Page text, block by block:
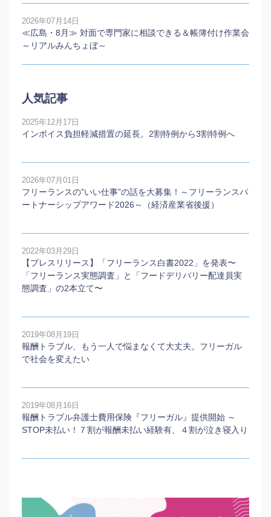
2026年07月14日
≪広島・8月≫ 対面で専門家に相談できる＆帳簿付け作業会
～リアルみんちょぼ～
人気記事
2025年12月17日
インボイス負担軽減措置の延長。2割特例から3割特例へ
2026年07月01日
フリーランスの”いい仕事”の話を大募集！～フリーランスパ
ートナーシップアワード2026～（経済産業省後援）
2022年03月29日
【プレスリリース】「フリーランス白書2022」を発表〜
「フリーランス実態調査」と「フードデリバリー配達員実
態調査」の2本⽴て〜
2019年08月19日
報酬トラブル、もう一人で悩まなくて大丈夫。フリーガル
で社会を変えたい
2019年08月16日
報酬トラブル弁護士費用保険『フリーガル』提供開始 ～
STOP未払い！７割が報酬未払い経験有、４割が泣き寝入り